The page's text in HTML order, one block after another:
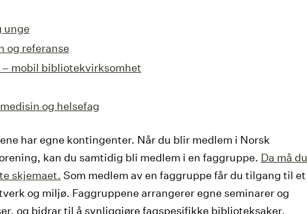
unge
og referanse
mobil bibliotekvirksomhet
og helsefag
har egne kontingenter. Når du blir medlem i Norsk
kan du samtidig bli medlem i en faggruppe. Da må du
skjemaet. Som medlem av en faggruppe får du tilgang til et
og miljø. Faggruppene arrangerer egne seminarer og
og bidrar til å synliggjøre fagspesifikke biblioteksaker.